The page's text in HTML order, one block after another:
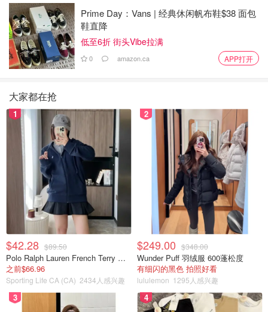
Prime Day：Vans | 经典休闲帆布鞋$38 面包
鞋直降
低至6折 街头Vibe拉满
0 amazon.ca APP打开
大家都在抢
1
$42.28 $89.50
Polo Ralph Lauren French Terry 女童连帽卫衣 7-16码
之前$66.96
Sporting Life CA (CA) 2434人感兴趣
2
$249.00 $348.00
Wunder Puff 羽绒服 600蓬松度
有细闪的黑色 拍照好看
lululemon 1295人感兴趣
3 4